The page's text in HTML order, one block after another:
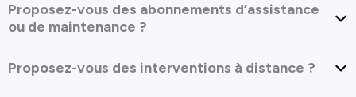
Proposez-vous des abonnements d’assistance
ou de maintenance ?
Proposez-vous des interventions à distance ?